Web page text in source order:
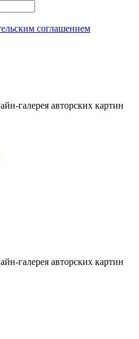
соглашением
галерея авторских картин
галерея авторских картин